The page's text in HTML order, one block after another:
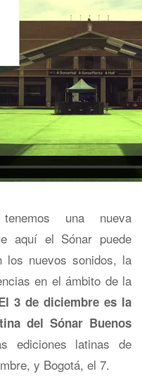
una nueva
aquí el Sónar puede
los nuevos sonidos, la
en el ámbito de la
3 de diciembre es la
del Sónar Buenos
ediciones latinas de
y Bogotá, el 7.